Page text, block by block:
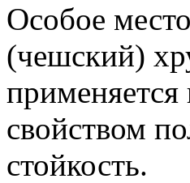
Особое
(чешский)
применяется
свойством
стойкость.